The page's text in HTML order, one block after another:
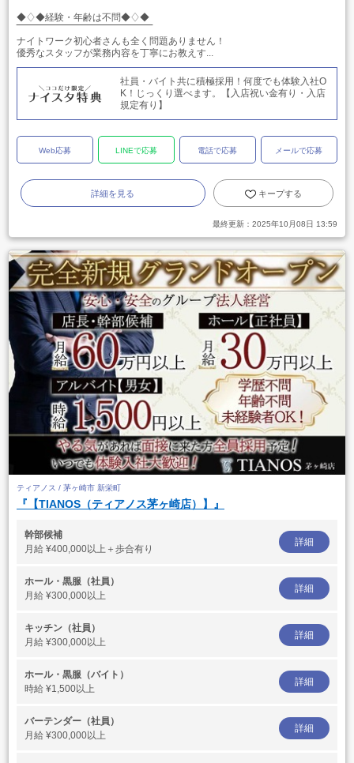
◆♢◆経験・年齢は不問◆♢◆
ナイトワーク初心者さんも全く問題ありません！
優秀なスタッフが業務内容を丁寧にお教えす...
社員・バイト共に積極採用！何度でも体験入社O
K！じっくり選べます。【入店祝い金有り・入店
規定有り】
Web応募 LINEで応募 電話で応募 メールで応募
詳細を見る キープする
最終更新： 2025年10月08日 13:59
ティアノス / 茅ヶ崎市 新栄町
『【TIANOS（ティアノス茅ヶ崎店）】』
幹部候補
月給 ¥400,000以上＋歩合有り
詳細
ホール・黒服（社員）
月給 ¥300,000以上
詳細
キッチン（社員）
月給 ¥300,000以上
詳細
ホール・黒服（バイト）
時給 ¥1,500以上
詳細
バーテンダー（社員）
月給 ¥300,000以上
詳細